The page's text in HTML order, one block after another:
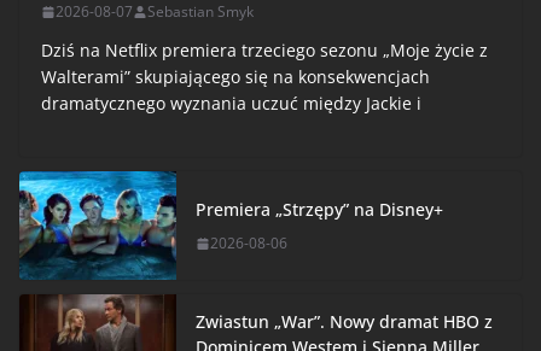
2026-08-07 Sebastian Smyk
Dziś na Netflix premiera trzeciego sezonu „Moje życie z
Walterami” skupiającego się na konsekwencjach
dramatycznego wyznania uczuć między Jackie i
Premiera „Strzępy” na Disney+
2026-08-06
Zwiastun „War”. Nowy dramat HBO z